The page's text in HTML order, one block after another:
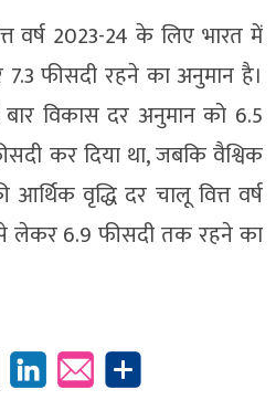
वर्ष 2023-24 के लिए भारत में
7.3 फीसदी रहने का अनुमान है।
विकास दर अनुमान को 6.5
कर दिया था, जबकि वैश्विक
वृद्धि दर चालू वित्त वर्ष
लेकर 6.9 फीसदी तक रहने का